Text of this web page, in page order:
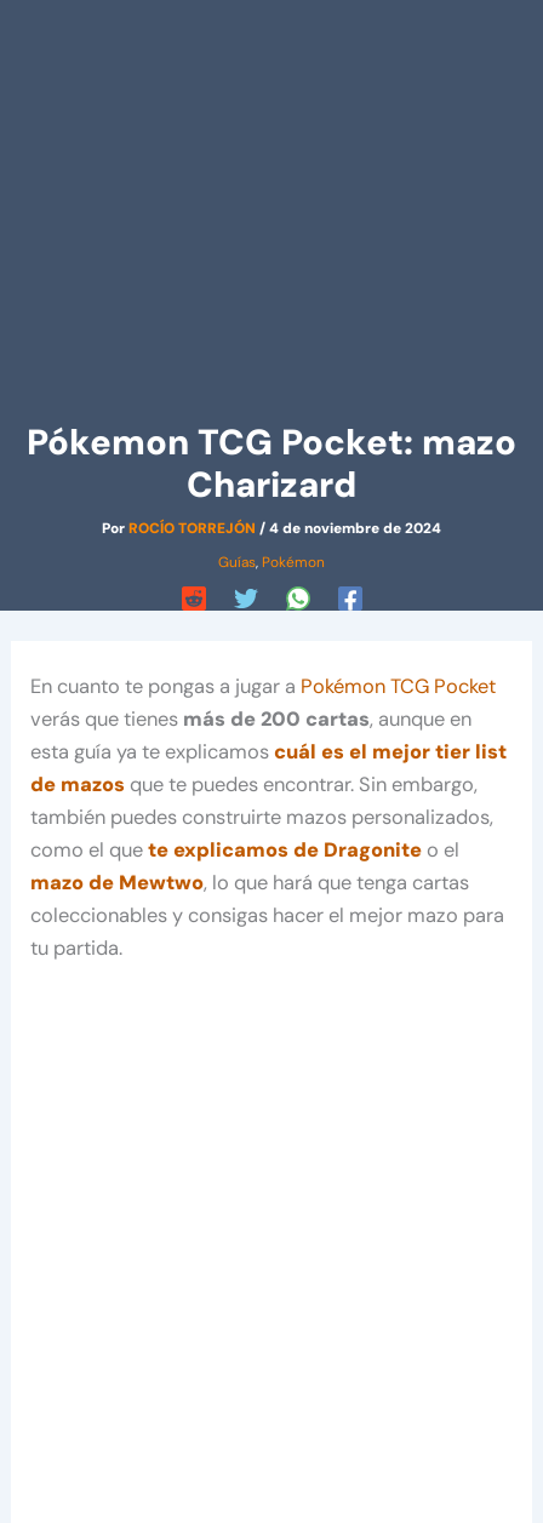
Pókemon TCG Pocket: mazo
Charizard
PorROCÍO TORREJÓN /4 de noviembre de 2024
Guías, Pokémon
En cuanto te pongas a jugar a Pokémon TCG Pocket
verás que tienes más de 200 cartas, aunque en
esta guía ya te explicamoscuál es el mejor tier list
de mazos que te puedes encontrar. Sin embargo,
también puedes construirte mazos personalizados,
como el quete explicamos de Dragonite o el
mazo de Mewtwo, lo que hará que tenga cartas
coleccionables y consigas hacer el mejor mazo para
tu partida.